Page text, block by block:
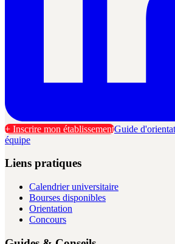
+ Inscrire mon établissementGuide
équipe
Liens pratiques
Calendrier universitaire
Bourses disponibles
Orientation
Concours